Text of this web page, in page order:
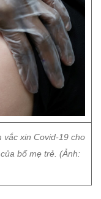
vắc xin Covid-19 cho
bố mẹ trẻ. (Ảnh: